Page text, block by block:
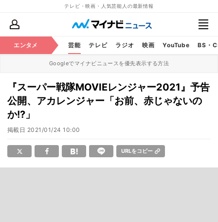
テレビ・映画・人気芸能人の最新情報
エンタメ 芸能 テレビ ラジオ 映画 YouTube BS・
Googleでマイナビニュースを優先表示する方法
『スーパー戦隊MOVIEレンジャー2021』予告
公開、アカレンジャー「お前、赤じゃないの
か!?」
掲載日 2021/01/24 10:00
URLをコピー